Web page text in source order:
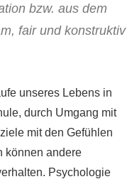
bzw. aus dem
fair und konstruktiv
unseres Lebens in
durch Umgang mit
mit den Gefühlen
können andere
Psychologie